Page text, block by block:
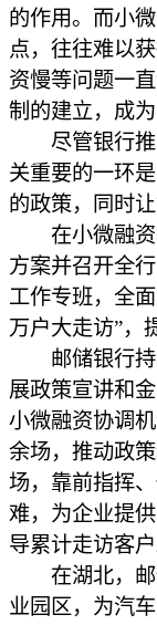
的作用。而小
点，往往难以
资慢等问题一
制的建立，成
尽管银行推
关重要的一环
的政策，同时
在小微融资
方案并召开全
工作专班，全
万户大走访”，
邮储银行持
展政策宣讲和
小微融资协调
余场，推动政
场，靠前指挥
难，为企业提
导累计走访客
在湖北，邮
业园区，为汽